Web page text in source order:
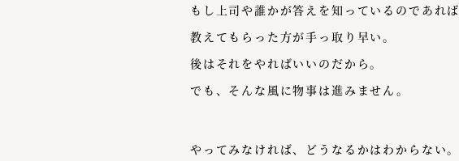
もし上司や誰かが答えを知っているのであれば
教えてもらった方が手っ取り早い。
後はそれをやればいいのだから。
でも、そんな風に物事は進みません。
やってみなければ、どうなるかはわからない。